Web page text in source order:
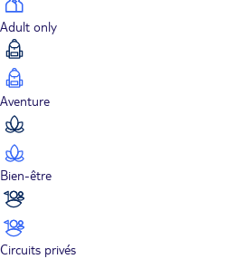
Adult only
Aventure
Bien-être
Circuits privés